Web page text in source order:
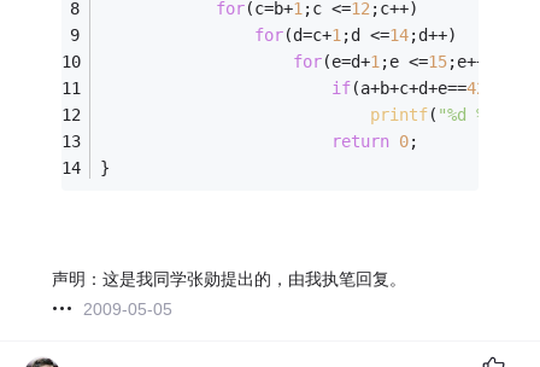
for(c=b+1;c <=12
for(d=c+1;d <=14
for(e=d+1;e <=15
if(a+b+c+d+e==42
printf( "%d %d %d
return 0;
}
声明：这是我同学张勋提出的，由我执笔回复。
2009-05-05